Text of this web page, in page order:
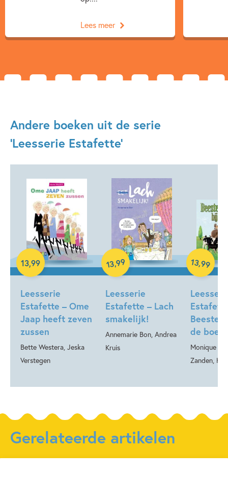
Lees meer
Andere boeken uit de serie
'Leesserie Estafette'
Leesserie
Estafette – Ome
Jaap heeft zeven
zussen
Bette Westera, Jeska
Verstegen
13,99
Hardcover
Leesserie
Estafette – Lach
smakelijk!
Annemarie Bon, Andrea
Kruis
13,99
Hardcover
de boer
Monique
Zanden,
13,99
Hardcover
Gerelateerde artikelen